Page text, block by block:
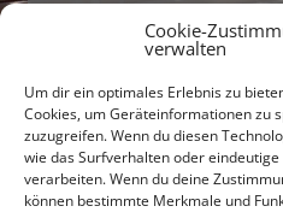
Cookie-
verwalten
Um dir ein optimales Erlebnis zu
Cookies, um Geräteinformationen zu
zuzugreifen. Wenn du diesen
wie das Surfverhalten oder
verarbeiten. Wenn du deine
können bestimmte Merkmale und
Suchen
nach: